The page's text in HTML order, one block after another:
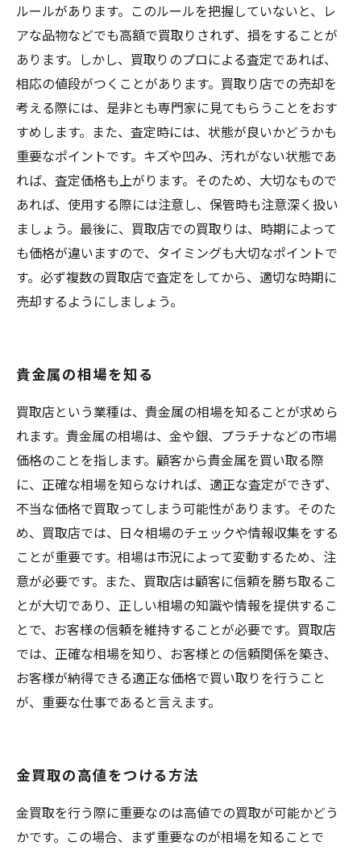
ルールがあります。このルールを把握していないと、レ
アな品物などでも高額で買取りされず、損をすることが
あります。しかし、買取りのプロによる査定であれば、
相応の値段がつくことがあります。買取り店での売却を
考える際には、是非とも専門家に見てもらうことをおす
すめします。また、査定時には、状態が良いかどうかも
重要なポイントです。キズや凹み、汚れがない状態であ
れば、査定価格も上がります。そのため、大切なもので
あれば、使用する際には注意し、保管時も注意深く扱い
ましょう。最後に、買取店での買取りは、時期によって
も価格が違いますので、タイミングも大切なポイントで
す。必ず複数の買取店で査定をしてから、適切な時期に
売却するようにしましょう。
貴金属の相場を知る
買取店という業種は、貴金属の相場を知ることが求めら
れます。貴金属の相場は、金や銀、プラチナなどの市場
価格のことを指します。顧客から貴金属を買い取る際
に、正確な相場を知らなければ、適正な査定ができず、
不当な価格で買取ってしまう可能性があります。そのた
め、買取店では、日々相場のチェックや情報収集をする
ことが重要です。相場は市況によって変動するため、注
意が必要です。また、買取店は顧客に信頼を勝ち取るこ
とが大切であり、正しい相場の知識や情報を提供するこ
とで、お客様の信頼を維持することが必要です。買取店
では、正確な相場を知り、お客様との信頼関係を築き、
お客様が納得できる適正な価格で買い取りを行うこと
が、重要な仕事であると言えます。
金買取の高値をつける方法
金買取を行う際に重要なのは高値での買取が可能かどう
かです。この場合、まず重要なのが相場を知ることで